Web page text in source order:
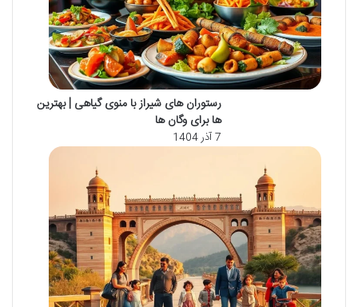
رستوران های شیراز با منوی گیاهی | بهترین
ها برای وگان ها
7 آذر 1404